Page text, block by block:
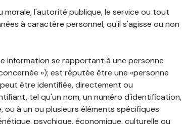
morale, l'autorité publique, le service ou tout
à caractère personnel, qu'il s'agisse ou non
information se rapportant à une personne
»); est réputée être une «personne
être identifiée, directement ou
tel qu'un nom, un numéro d'identification,
à un ou plusieurs éléments spécifiques
psychique, économique, culturelle ou